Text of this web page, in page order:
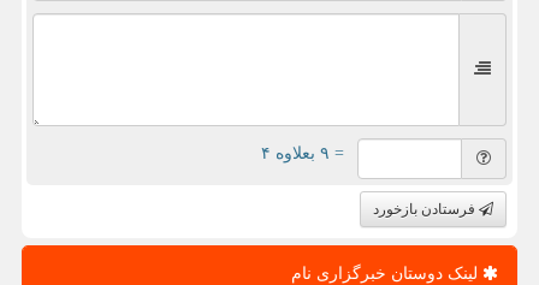
= ۹ بعلاوه ۴
فرستادن بازخورد
لینک دوستان خبرگزاری نام